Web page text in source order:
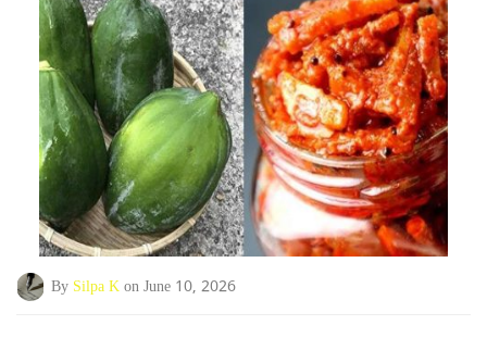
By Silpa K on June 10, 2026